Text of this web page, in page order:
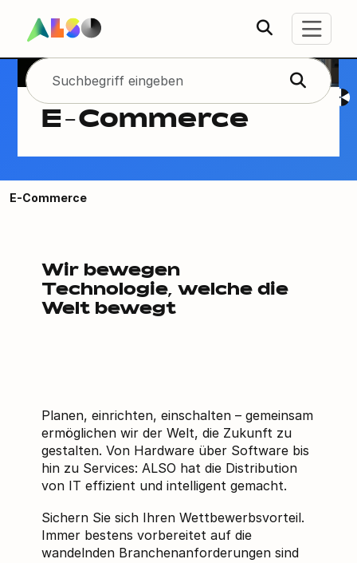
E-Commerce
E-Commerce
Wir bewegen
Technologie, welche die
Welt bewegt
Planen, einrichten, einschalten – gemeinsam
ermöglichen wir der Welt, die Zukunft zu
gestalten. Von Hardware über Software bis
hin zu Services: ALSO hat die Distribution
von IT effizient und intelligent gemacht.
Sichern Sie sich Ihren Wettbewerbsvorteil.
Immer bestens vorbereitet auf die
wandelnden Branchenanforderungen sind